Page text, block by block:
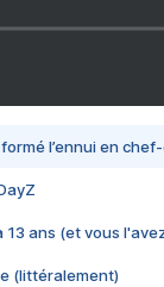
l’ennui en
13 ans (et vous
(littéralement)